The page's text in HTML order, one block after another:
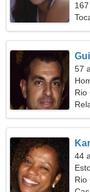
57
Rio
44
Rio